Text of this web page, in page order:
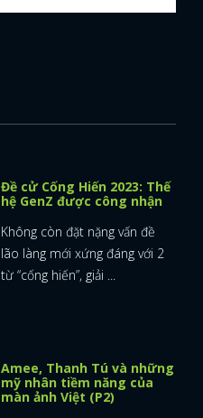
Đề cử Cống Hiến 2023: Thế
hệ GenZ được công nhận
Không còn đặt nặng vấn đề
lão làng mới xứng đáng với 2
từ “cống hiến”, giải ...
Amee, Thanh Tú và những
mỹ nhân tiềm năng của
màn ảnh Việt (P2)